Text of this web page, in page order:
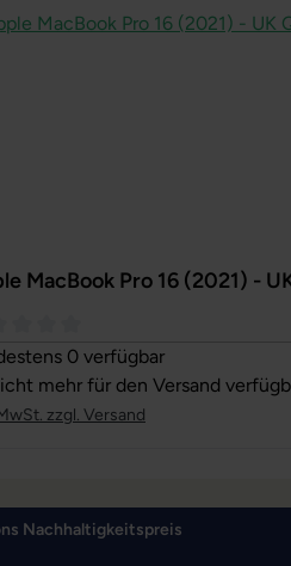
MacBook Pro 16 (2021) -
Bewertung von 0
0 verfügbar
mehr für den Versand
zzgl. Versand
Nachhaltigkeitspreis